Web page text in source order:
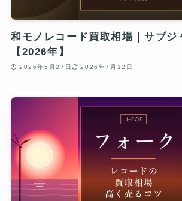
和モノレコード買取相場｜サブジ
【2026年】
2026年5月27日 2026年7月12日